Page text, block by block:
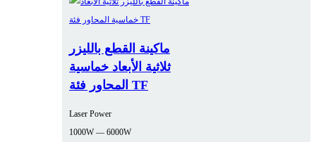
ماكينة القطع بالليزر
ثلاثية الأبعاد خماسية
المحاور فئة TF
Laser Power
1000W — 6000W